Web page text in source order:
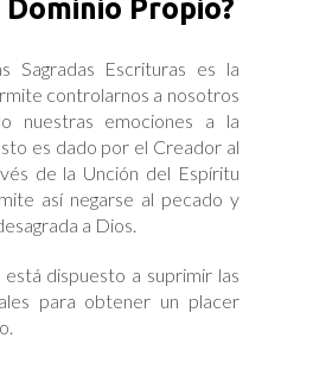
Dominio Propio?
Sagradas Escrituras es la
controlarnos a nosotros
nuestras emociones a la
es dado por el Creador al
de la Unción del Espíritu
así negarse al pecado y
a Dios.
dispuesto a suprimir las
para obtener un placer